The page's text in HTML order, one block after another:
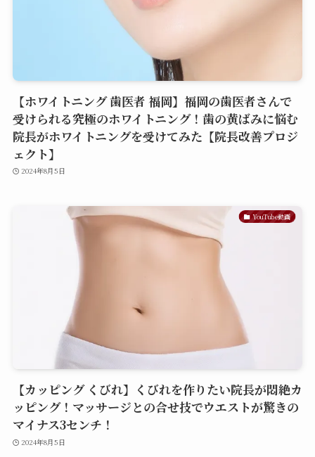
【ホワイトニング 歯医者 福岡】福岡の歯医者さんで
受けられる究極のホワイトニング！歯の黄ばみに悩む
院長がホワイトニングを受けてみた【院長改善プロジ
ェクト】
2024年8月5日
YouTube動画
【カッピング くびれ】くびれを作りたい院長が悶絶カ
ッピング！マッサージとの合せ技でウエストが驚きの
マイナス3センチ！
2024年8月5日